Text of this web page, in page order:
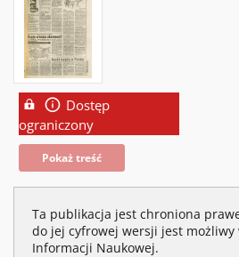
Dostęp
ograniczony
Pokaż treść
Ta publikacja jest chroniona
do jej cyfrowej wersji jest możliwy
Informacji Naukowej.